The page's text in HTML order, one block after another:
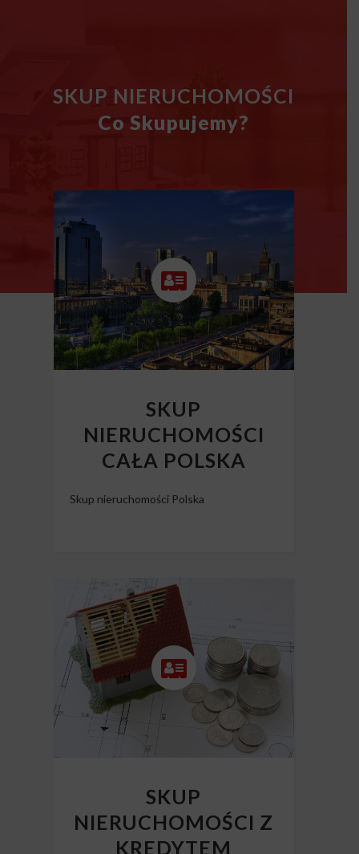
SKUP NIERUCHOMOŚCI
Co Skupujemy?
SKUP
NIERUCHOMOŚCI
CAŁA POLSKA
Skup nieruchomości Polska
SKUP
NIERUCHOMOŚCI Z
KREDYTEM